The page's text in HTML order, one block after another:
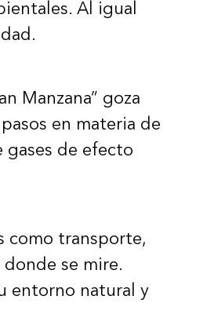
Al igual
Manzana” goza
en materia de
gases de efecto
como transporte,
se mire.
entorno natural y